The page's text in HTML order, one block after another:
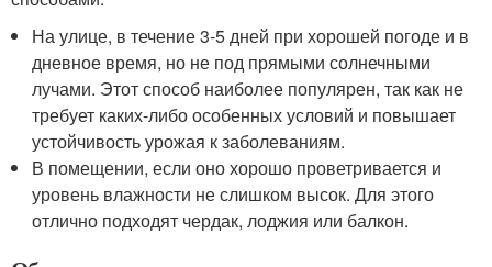
На улице, в течение 3-5 дней при хорошей погоде и в
дневное время, но не под прямыми солнечными
лучами. Этот способ наиболее популярен, так как не
требует каких-либо особенных условий и повышает
устойчивость урожая к заболеваниям.
В помещении, если оно хорошо проветривается и
уровень влажности не слишком высок. Для этого
отлично подходят чердак, лоджия или балкон.